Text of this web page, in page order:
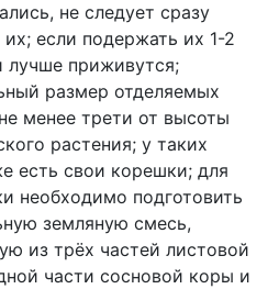
не следует сразу
их; если подержать их 1-2
лучше приживутся;
размер отделяемых
менее трети от высоты
растения; у таких
есть свои корешки; для
необходимо подготовить
земляную смесь,
из трёх частей листовой
части сосновой коры и